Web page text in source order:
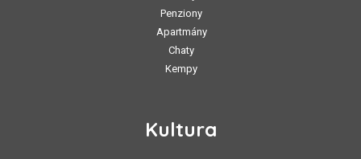
Penziony
Apartmány
Chaty
Kempy
Kultura